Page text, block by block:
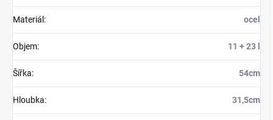
Materiál : ocel
Objem: 11 + 23 l
Šířka: 54cm
Hloubka: 31,5cm